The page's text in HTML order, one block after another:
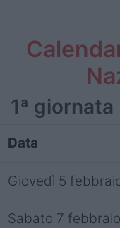
1ª giornata
Data
Giovedì 5
Sabato 7 febbraio